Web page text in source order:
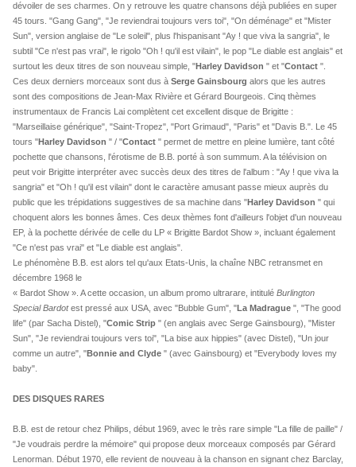
dévoiler de ses charmes. On y retrouve les quatre chansons déjà publiées en super
45 tours. "Gang Gang", "Je reviendrai toujours vers toi", "On déménage" et "Mister
Sun", version anglaise de "Le soleil", plus l'hispanisant "Ay ! que viva la sangria", le
subtil "Ce n'est pas vrai", le rigolo "Oh ! qu'il est vilain", le pop "Le diable est anglais" et
surtout les deux titres de son nouveau simple, "Harley Davidson " et "Contact ".
Ces deux derniers morceaux sont dus à Serge Gainsbourg alors que les autres
sont des compositions de Jean-Max Rivière et Gérard Bourgeois. Cinq thèmes
instrumentaux de Francis Lai complètent cet excellent disque de Brigitte :
"Marseillaise générique", "Saint-Tropez", "Port Grimaud", "Paris" et "Davis B.". Le 45
tours "Harley Davidson " / "Contact " permet de mettre en pleine lumière, tant côté
pochette que chansons, l'érotisme de B.B. porté à son summum. A la télévision on
peut voir Brigitte interpréter avec succès deux des titres de l'album : "Ay ! que viva la
sangria" et "Oh ! qu'il est vilain" dont le caractère amusant passe mieux auprès du
public que les trépidations suggestives de sa machine dans "Harley Davidson " qui
choquent alors les bonnes âmes. Ces deux thèmes font d'ailleurs l'objet d'un nouveau
EP, à la pochette dérivée de celle du LP « Brigitte Bardot Show », incluant également
"Ce n'est pas vrai" et "Le diable est anglais".
Le phénomène B.B. est alors tel qu'aux Etats-Unis, la chaîne NBC retransmet en
décembre 1968 le
« Bardot Show ». A cette occasion, un album promo ultrarare, intitulé Burlington
Special Bardotest pressé aux USA, avec "Bubble Gum", "La Madrague ", "The good
life" (par Sacha Distel), "Comic Strip " (en anglais avec Serge Gainsbourg), "Mister
Sun", "Je reviendrai toujours vers toi", "La bise aux hippies" (avec Distel), "Un jour
comme un autre", "Bonnie and Clyde " (avec Gainsbourg) et "Everybody loves my
baby".
DES DISQUES RARES
B.B. est de retour chez Philips, début 1969, avec le très rare simple "La fille de paille" /
"Je voudrais perdre la mémoire" qui propose deux morceaux composés par Gérard
Lenorman. Début 1970, elle revient de nouveau à la chanson en signant chez Barclay,